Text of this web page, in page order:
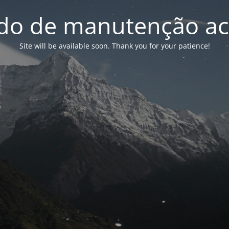
de manutenção
Site will be available soon. Thank you for your patience!